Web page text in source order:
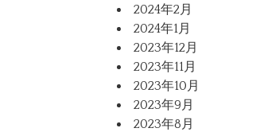
2024年2月
2024年1月
2023年12月
2023年11月
2023年10月
2023年9月
2023年8月